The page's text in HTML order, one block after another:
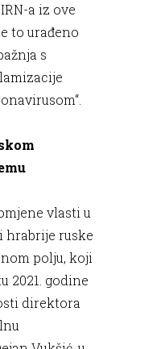
a iz ove
to urađeno
s
vlasti u
hrabrije ruske
polju, koji
2021. godine
direktora